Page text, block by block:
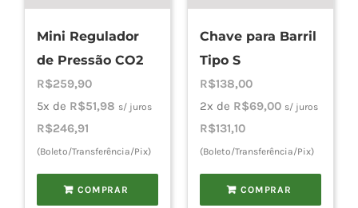
Mini Regulador
de Pressão CO2
R$259,90
5x de R$51,98 s/ juros
R$246,91
(Boleto/Transferência/Pix)
COMPRAR
Chave para Barril
Tipo S
R$138,00
2x de R$69,00 s/ juros
R$131,10
(Boleto/Transferência/Pix)
COMPRAR